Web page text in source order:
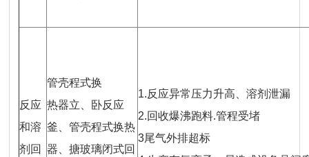
反应
和溶
剂回
管壳程式换
热器立、卧反应
釜、管壳程式换热
器、搪玻璃闭式回
1.反应异常压力升高、溶剂泄漏
2.回收爆沸跑料.管程受堵
3尾气外排超标